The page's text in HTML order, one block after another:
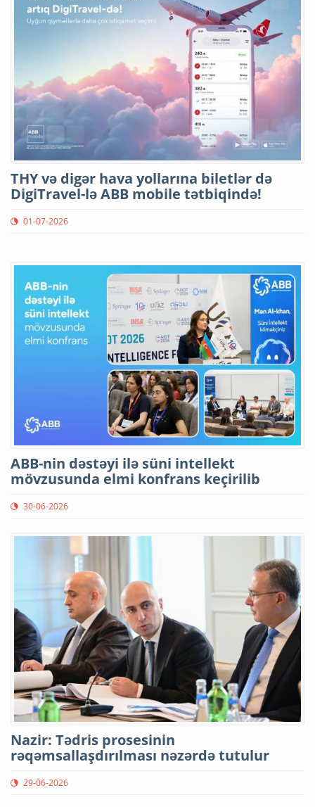
THY və digər hava yollarına biletlər də
DigiTravel-lə ABB mobile tətbiqində!
01-07-2026
ABB-nin dəstəyi ilə süni intellekt
mövzusunda elmi konfrans keçirilib
30-06-2026
Nazir: Tədris prosesinin
rəqəmsallaşdırılması nəzərdə tutulur
29-06-2026